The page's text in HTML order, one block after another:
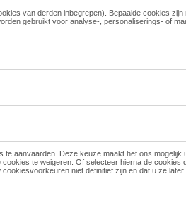
Op voorraad